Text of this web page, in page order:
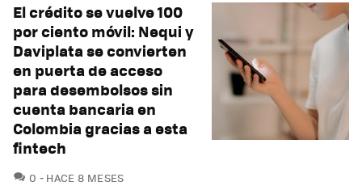
El crédito se vuelve 100
por ciento móvil: Nequi y
Daviplata se convierten
en puerta de acceso
para desembolsos sin
cuenta bancaria en
Colombia gracias a esta
fintech
0 COMENTARIOS
HACE 8 MESES